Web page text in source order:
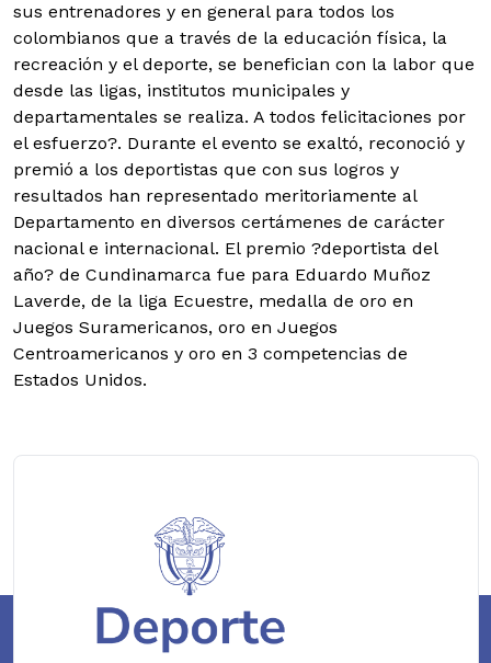
sus entrenadores y en general para todos los
colombianos que a través de la educación física, la
recreación y el deporte, se benefician con la labor que
desde las ligas, institutos municipales y
departamentales se realiza. A todos felicitaciones por
el esfuerzo?. Durante el evento se exaltó, reconoció y
premió a los deportistas que con sus logros y
resultados han representado meritoriamente al
Departamento en diversos certámenes de carácter
nacional e internacional. El premio ?deportista del
año? de Cundinamarca fue para Eduardo Muñoz
Laverde, de la liga Ecuestre, medalla de oro en
Juegos Suramericanos, oro en Juegos
Centroamericanos y oro en 3 competencias de
Estados Unidos.